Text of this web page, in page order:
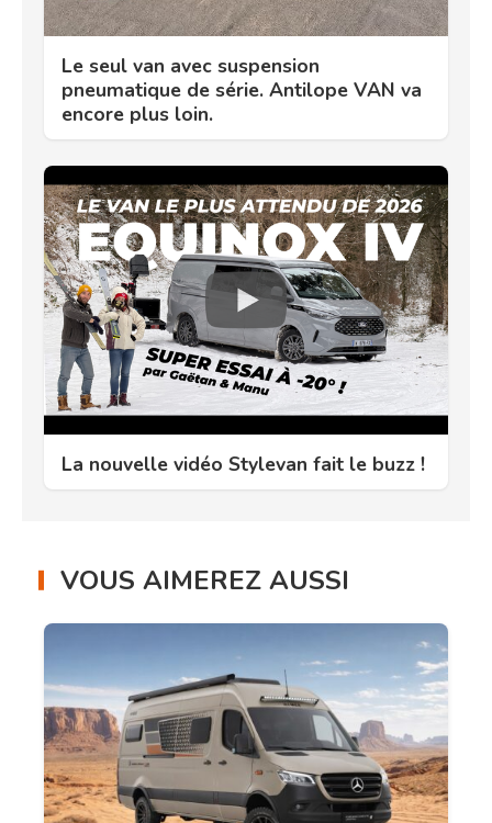
Le seul van avec suspension
pneumatique de série. Antilope VAN va
encore plus loin.
La nouvelle vidéo Stylevan fait le buzz !
VOUS AIMEREZ AUSSI